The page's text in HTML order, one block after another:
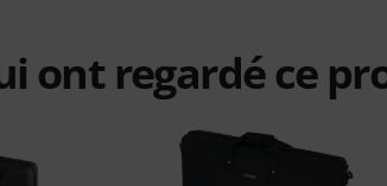
ont regardé ce